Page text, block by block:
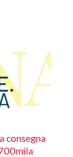
consegna